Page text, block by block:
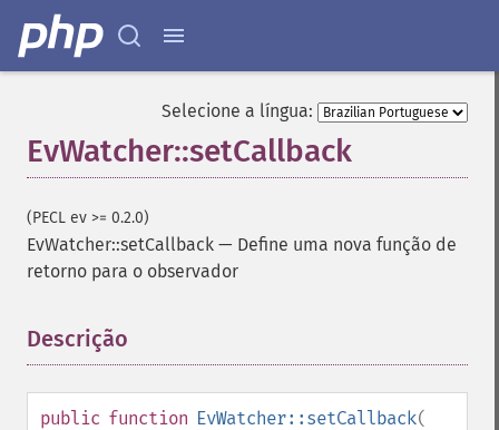
Selecione a língua:
EvWatcher::setCallback
(PECL ev >= 0.2.0)
EvWatcher::setCallback — Define uma nova função de
retorno para o observador
Descrição
public function EvWatcher::setCallback(